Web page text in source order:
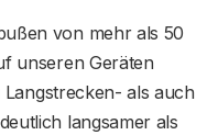
von mehr als 50
unseren Geräten
als auch
langsamer als